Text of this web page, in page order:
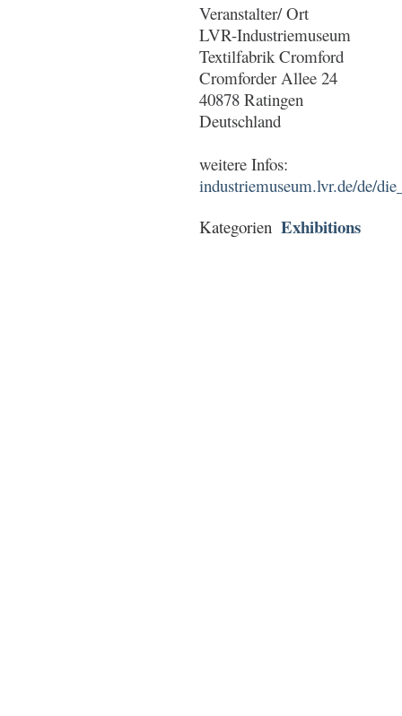
Veranstalter/ Ort
LVR-Industriemuseum
Textilfabrik Cromford
Cromforder Allee 24
40878 Ratingen
Deutschland
weitere Infos:
industriemuseum.lvr.de/de/
Kategorien Exhibitions